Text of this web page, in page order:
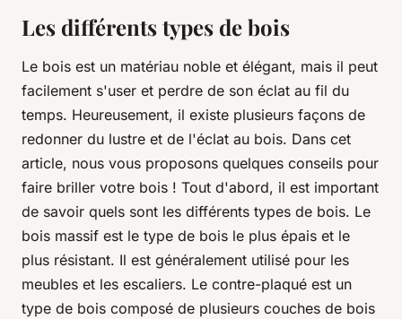
Les différents types de bois
Le bois est un matériau noble et élégant, mais il peut
facilement s'user et perdre de son éclat au fil du
temps. Heureusement, il existe plusieurs façons de
redonner du lustre et de l'éclat au bois. Dans cet
article, nous vous proposons quelques conseils pour
faire briller votre bois ! Tout d'abord, il est important
de savoir quels sont les différents types de bois. Le
bois massif est le type de bois le plus épais et le
plus résistant. Il est généralement utilisé pour les
meubles et les escaliers. Le contre-plaqué est un
type de bois composé de plusieurs couches de bois